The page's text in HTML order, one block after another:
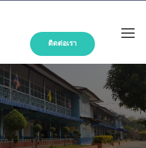
ติดต่อเรา